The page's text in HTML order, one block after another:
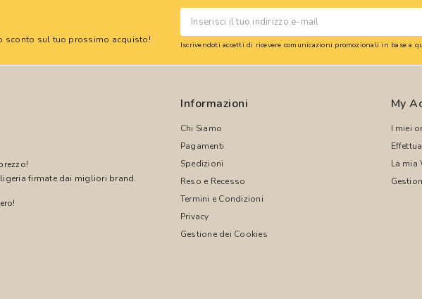
sconto sul tuo prossimo acquisto! Iscrivendoti accetti di ricevere comunicazioni promozionali in base a
firmate dai migliori brand.
Informazioni
Chi Siamo
Pagamenti
Spedizioni
Reso e Recesso
Termini e Condizioni
Privacy
Gestione dei Cookies
My
I miei
La